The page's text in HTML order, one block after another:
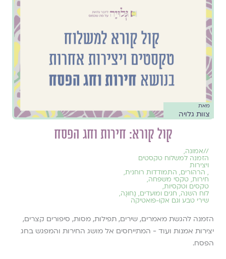
מאת
צוות גלויה
קול קורא: חירות וחג הפסח
//אמונה,
הזמנה למשלוח טקסטים
ויצירות
, הרהורים, התמודדות רוחנית,
חירות, טקסי משפחה,
טקסים וטקסיות,
לוח השנה, חגים ומועדים, נָחוּגָה,
שירי טבע וגם אקו-פואטיקה
הזמנה להגשת מאמרים, שירים, תפילות, מסות, סיפורים קצרים,
יצירות אמנות ועוד - המתייחסים אל מושג החירות והמפגש בחג
הפסח.